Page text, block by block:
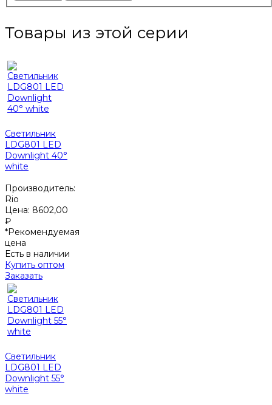
Товары из этой серии
Светильник
LDG801 LED
Downlight 40°
white
Производитель:
Rio
Цена: 8602,00
₽
*Рекомендуемая
цена
Есть в наличии
Купить оптом
Заказать
Светильник
LDG801 LED
Downlight 55°
white